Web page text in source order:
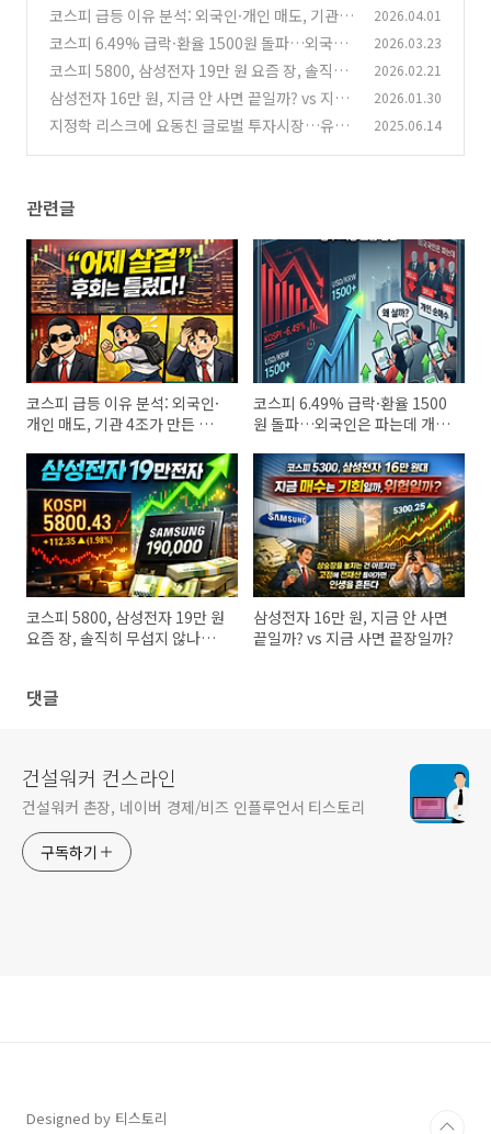
코스피 급등 이유 분석: 외국인·개인 매도, 기관 4
조가 만든 반등의 진짜 의미 (0)
2026.04.01
코스피 6.49% 급락·환율 1500원 돌파…외국인
은 파는데 개인은 왜 살까
(0)
2026.03.23
코스피 5800, 삼성전자 19만 원 요즘 장, 솔직히
무섭지 않나요? 📈
(0)
2026.02.21
삼성전자 16만 원, 지금 안 사면 끝일까? vs 지금
사면 끝장일까?
(0)
2026.01.30
지정학 리스크에 요동친 글로벌 투자시장…유가
2025.06.14
관련글
코스피 급등 이유 분석: 외국인·
개인 매도, 기관 4조가 만든 반등
코스피 6.49% 급락·환율 1500
원 돌파…외국인은 파는데 개인
코스피 5800, 삼성전자 19만 원
요즘 장, 솔직히 무섭지 않나요?
삼성전자 16만 원, 지금 안 사면
끝일까? vs 지금 사면 끝장일까?
댓글
건설워커 컨스라인
건설워커 촌장, 네이버 경제/비즈 인플루언서 티스토리
구독하기
Designed by 티스토리